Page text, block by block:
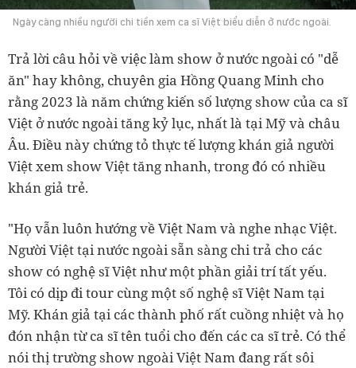
Ngày càng nhiều người chi tiền xem ca sĩ Việt biểu diễn ở nước ngoài.
Trả lời câu hỏi về việc làm show ở nước ngoài có "dễ
ăn" hay không, chuyên gia Hồng Quang Minh cho
rằng 2023 là năm chứng kiến số lượng show của ca sĩ
Việt ở nước ngoài tăng kỷ lục, nhất là tại Mỹ và châu
Âu. Điều này chứng tỏ thực tế lượng khán giả người
Việt xem show Việt tăng nhanh, trong đó có nhiều
khán giả trẻ.
"Họ vẫn luôn hướng về Việt Nam và nghe nhạc Việt.
Người Việt tại nước ngoài sẵn sàng chi trả cho các
show có nghệ sĩ Việt như một phần giải trí tất yếu.
Tôi có dịp đi tour cùng một số nghệ sĩ Việt Nam tại
Mỹ. Khán giả tại các thành phố rất cuồng nhiệt và họ
đón nhận từ ca sĩ tên tuổi cho đến các ca sĩ trẻ. Có thể
nói thị trường show ngoài Việt Nam đang rất sôi